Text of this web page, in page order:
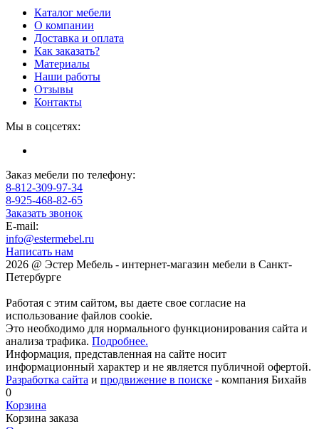
Каталог мебели
О компании
Доставка и оплата
Как заказать?
Материалы
Наши работы
Отзывы
Контакты
Мы в соцсетях:
Заказ мебели по телефону:
8-812-309-97-34
8-925-468-82-65
Заказать звонок
E-mail:
info@estermebel.ru
Написать нам
2026 @ Эстер Мебель - интернет-магазин мебели в Санкт-
Петербурге
Работая с этим сайтом, вы даете свое согласие на
использование файлов cookie.
Это необходимо для нормального функционирования сайта и
анализа трафика. Подробнее.
Информация, представленная на сайте носит
информационный характер и не является публичной офертой.
Разработка сайта и продвижение в поиске - компания Бихайв
0
Корзина
Корзина заказа